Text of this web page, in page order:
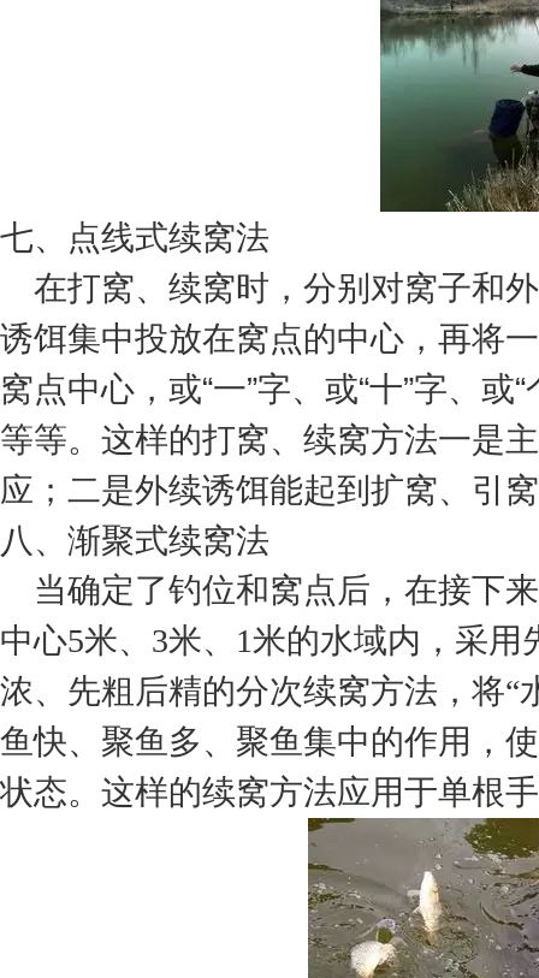
七、点线式续窝法
在打窝、续窝时，分别对窝子和
诱饵集中投放在窝点的中心，再将
窝点中心，或“一”字、或“十”字、或
等等。这样的打窝、续窝方法一是
应；二是外续诱饵能起到扩窝、引
八、渐聚式续窝法
当确定了钓位和窝点后，在接下
中心5米、3米、1米的水域内，采
浓、先粗后精的分次续窝方法，将“
鱼快、聚鱼多、聚鱼集中的作用，
状态。这样的续窝方法应用于单根